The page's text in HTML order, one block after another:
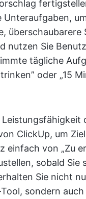
Unteraufgaben,
überschaubarere
nutzen Sie
tägliche
oder „15
Leistungsfähigkeit
ClickUp, um
einfach von „Zu
sobald Sie
Sie nicht
sondern auch